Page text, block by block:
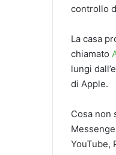
controllo
La casa
chiamato
lungi
di Apple.
Cosa non
YouTube,